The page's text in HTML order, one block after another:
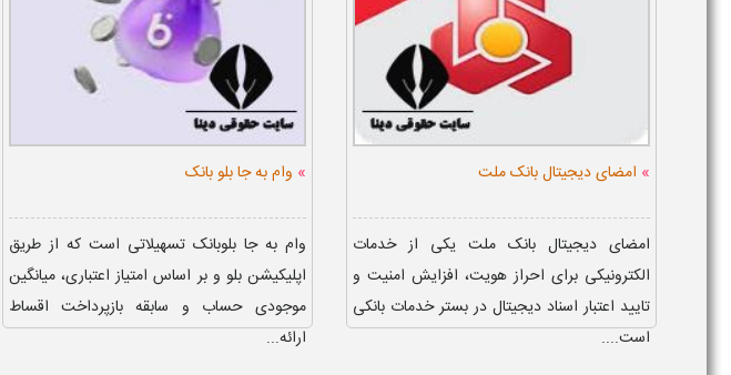
» امضای دیجیتال بانک ملت
امضای دیجیتال بانک ملت یکی از خدمات
الکترونیکی برای احراز هویت، افزایش امنیت و
تایید اعتبار اسناد دیجیتال در بستر خدمات بانکی
است....
» وام به جا بلو بانک
وام به جا بلوبانک تسهیلاتی است که از طریق
اپلیکیشن بلو و بر اساس امتیاز اعتباری، میانگین
موجودی حساب و سابقه بازپرداخت اقساط
ارائه...